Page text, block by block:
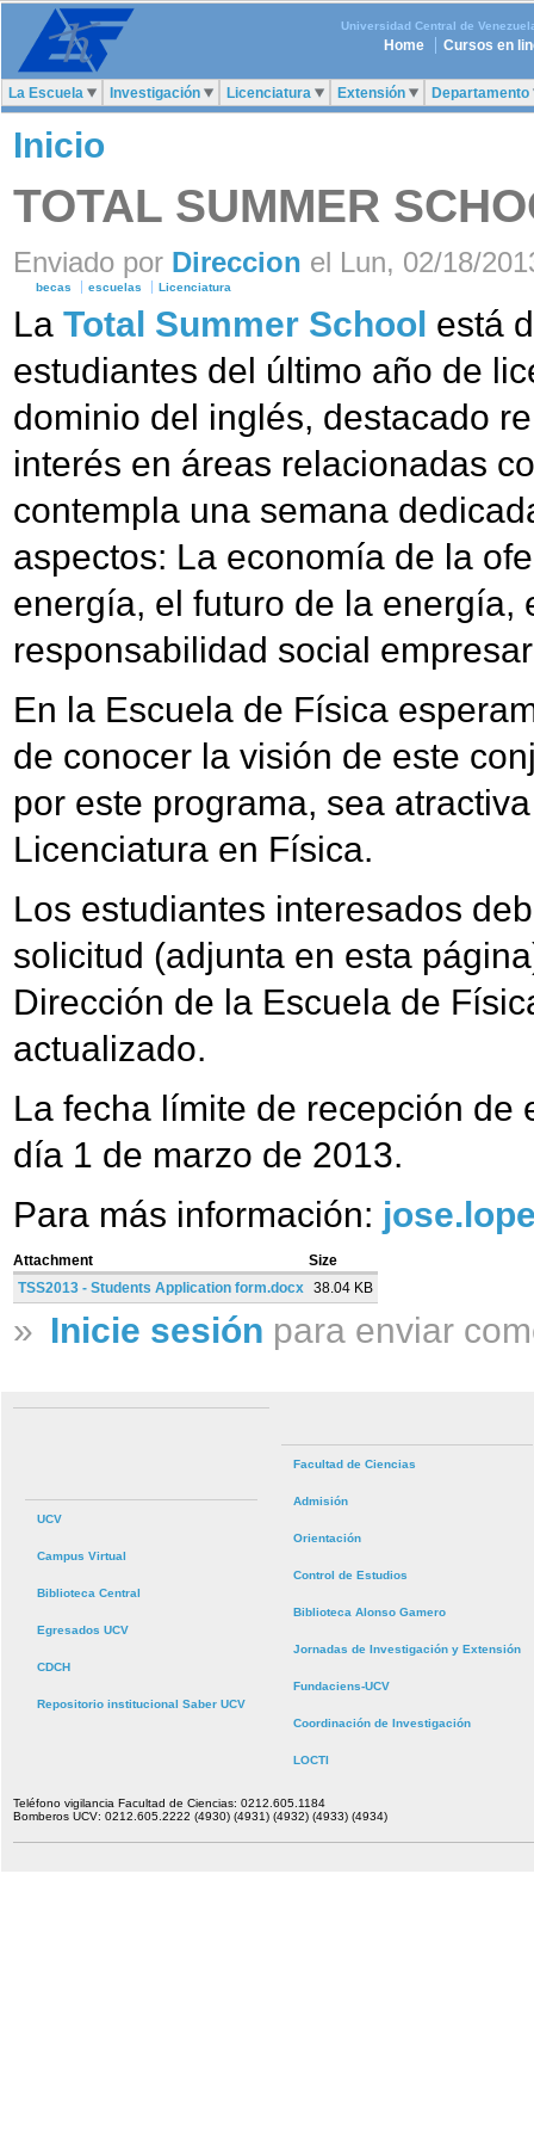
Universidad Central de
Home Cursos en
La Escuela Investigación Licenciatura Extensión Departamento
Inicio
TOTAL SUMMER
Enviado por Direccion el Lun, 02/18/
becas escuelas Licenciatura
La Total Summer School está
estudiantes del último año de
dominio del inglés, destacado
interés en áreas relacionadas
contempla una semana
aspectos: La economía de la
energía, el futuro de la energía,
responsabilidad social
En la Escuela de Física
de conocer la visión de este
por este programa, sea
Licenciatura en Física.
Los estudiantes interesados
solicitud (adjunta en esta
Dirección de la Escuela de
actualizado.
La fecha límite de recepción de
día 1 de marzo de 2013.
Para más información:
Attachment
Size
TSS2013 - Students Application form.docx 38.04 KB
» Inicie sesión para enviar
UCV
Campus Virtual
Biblioteca Central
Egresados UCV
CDCH
Repositorio institucional Saber UCV
Facultad de Ciencias
Admisión
Orientación
Control de Estudios
Biblioteca Alonso Gamero
Jornadas de Investigación y Extensión
Fundaciens-UCV
Coordinación de Investigación
LOCTI
Teléfono vigilancia Facultad de Ciencias: 0212.605.1184
Bomberos UCV: 0212.605.2222 (4930) (4931) (4932) (4933) (4934)